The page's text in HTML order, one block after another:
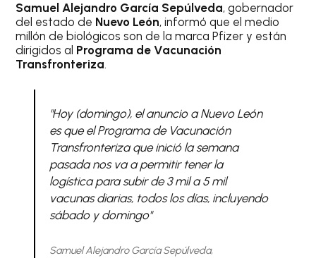
Samuel Alejandro García Sepúlveda, gobernador
del estado de Nuevo León, informó que el medio
millón de biológicos son de la marca Pfizer y están
dirigidos al Programa de Vacunación
Transfronteriza.
"Hoy (domingo), el anuncio a Nuevo León
es que el Programa de Vacunación
Transfronteriza que inició la semana
pasada nos va a permitir tener la
logística para subir de 3 mil a 5 mil
vacunas diarias, todos los días, incluyendo
sábado y domingo"
Samuel Alejandro García Sepúlveda,